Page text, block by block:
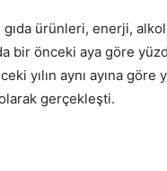
ürünleri, enerji,
bir önceki aya göre
yılın aynı ayına
gerçekleşti.